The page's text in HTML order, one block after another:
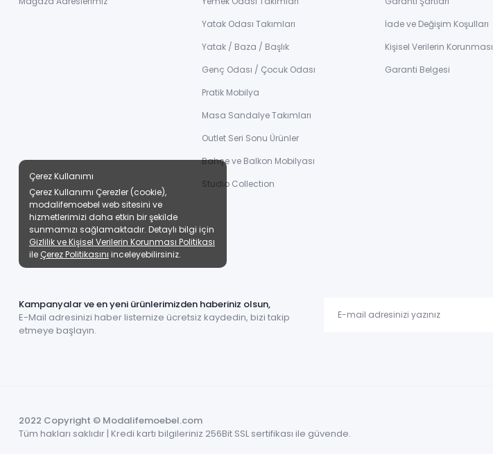
Yatak Odası Takımları
Yatak / Baza / Başlık
Genç Odası / Çocuk Odası
Pratik Mobilya
Masa Sandalye Takımları
Outlet Seri Sonu Ürünler
Bahçe ve Balkon Mobilyası
Studio Collection
İade ve Değişim Koşulları
Kişisel Verilerin Korunması
Garanti Belgesi
Kampanyalar ve en yeni ürünlerimizden haberiniz olsun,
E-Mail adresinizi haber listemize ücretsiz kaydedin, bizi takip
etmeye başlayın.
2022 Copyright © Modalifemoebel.com
Tüm hakları saklıdır | Kredi kartı bilgileriniz 256Bit SSL sertifikası ile güvende.
Çerez Kullanımı
Çerez Kullanımı Çerezler (cookie),
modalifemoebel web sitesini ve
hizmetlerimizi daha etkin bir şekilde
sunmamızı sağlamaktadır. Detaylı bilgi için
Gizlilik ve Kişisel Verilerin Korunması Politikası
ile Çerez Politikasını inceleyebilirsiniz.